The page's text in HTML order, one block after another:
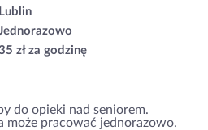
Lublin
zł za godzinę
do opieki nad seniorem.
może pracować jednorazowo.